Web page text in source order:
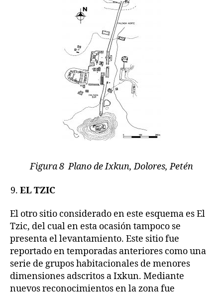
Figura 8 Plano de Ixkun, Dolores, Petén
EL TZIC
El otro sitio considerado en este esquema es El
Tzic, del cual en esta ocasión tampoco se
presenta el levantamiento. Este sitio fue
reportado en temporadas anteriores como una
serie de grupos habitacionales de menores
dimensiones adscritos a Ixkun. Mediante
nuevos reconocimientos en la zona fue